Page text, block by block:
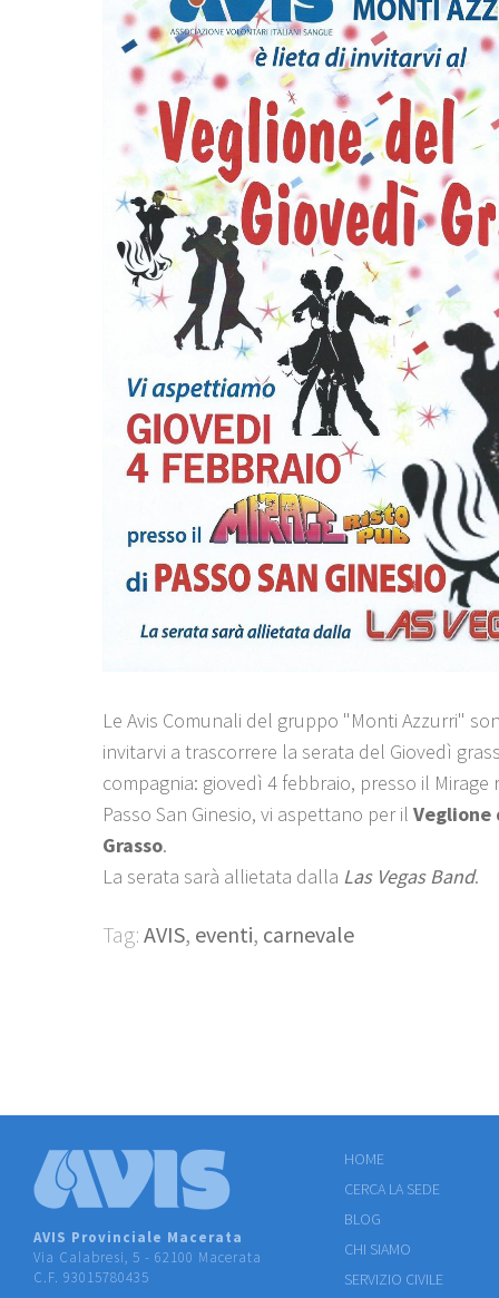
Le Avis Comunali del gruppo "Monti Azzurri"
invitarvi a trascorrere la serata del Giovedì
compagnia: giovedì 4 febbraio, presso il Mirage
Passo San Ginesio, vi aspettano per il Veglione
Grasso.
La serata sarà allietata dalla Las Vegas Band.
Tag: AVIS, eventi, carnevale
AVIS Provinciale Macerata
Via Calabresi, 5 - 62100 Macerata
C.F. 93015780435
HOME
CERCA LA SEDE
BLOG
CHI SIAMO
SERVIZIO CIVILE